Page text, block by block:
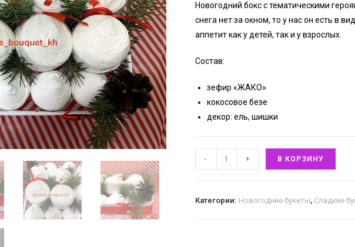
Новогодний бокс с тематическими
снега нет за окном, то у нас он есть в
аппетит как у детей, так и у взрослых.
Cостав:
зефир «ЖАКО»
кокосовое безе
декор: ель, шишки
- + В КОРЗИНУ
Категории: Новогодние букеты, Сладкие